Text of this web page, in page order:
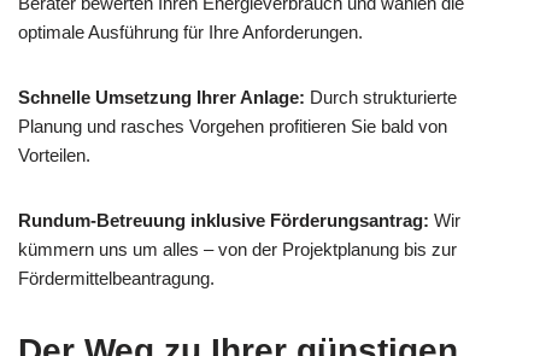
optimale Ausführung für Ihre Anforderungen.
Schnelle Umsetzung Ihrer Anlage: Durch strukturierte
Planung und rasches Vorgehen profitieren Sie bald von
Vorteilen.
Rundum-Betreuung inklusive Förderungsantrag: Wir
kümmern uns um alles – von der Projektplanung bis zur
Fördermittelbeantragung.